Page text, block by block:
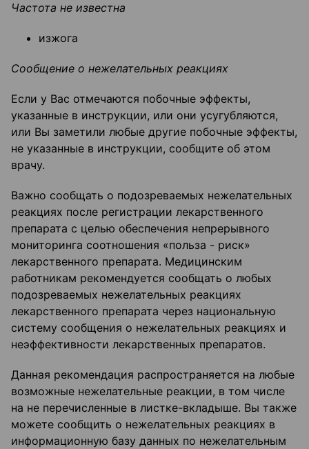
Частота не известна
изжога
Сообщение о нежелательных реакциях
Если у Вас отмечаются побочные эффекты,
указанные в инструкции, или они усугубляются,
или Вы заметили любые другие побочные эффекты,
не указанные в инструкции, сообщите об этом
врачу.
Важно сообщать о подозреваемых нежелательных
реакциях после регистрации лекарственного
препарата с целью обеспечения непрерывного
мониторинга соотношения «польза - риск»
лекарственного препарата. Медицинским
работникам рекомендуется сообщать о любых
подозреваемых нежелательных реакциях
лекарственного препарата через национальную
систему сообщения о нежелательных реакциях и
неэффективности лекарственных препаратов.
Данная рекомендация распространяется на любые
возможные нежелательные реакции, в том числе
на не перечисленные в листке-вкладыше. Вы также
можете сообщить о нежелательных реакциях в
информационную базу данных по нежелательным